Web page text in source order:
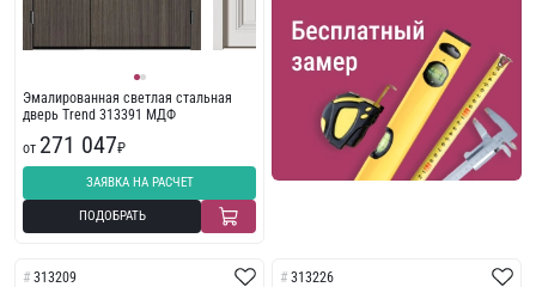
Эмалированная светлая стальная
дверь Trend 313391 МДФ
от 271 047₽
ЗАЯВКА НА РАСЧЕТ
ПОДОБРАТЬ
313209 313226